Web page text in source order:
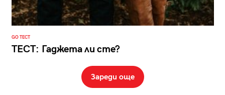
GO ТЕСТ
ТЕСТ: Гаджета ли сте?
Зареди още